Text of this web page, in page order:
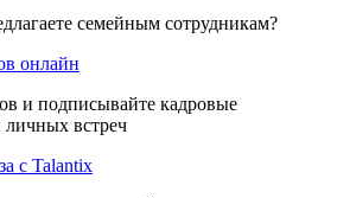
семейным сотрудникам?
онлайн
и подписывайте кадровые
личных встреч
с Talantix